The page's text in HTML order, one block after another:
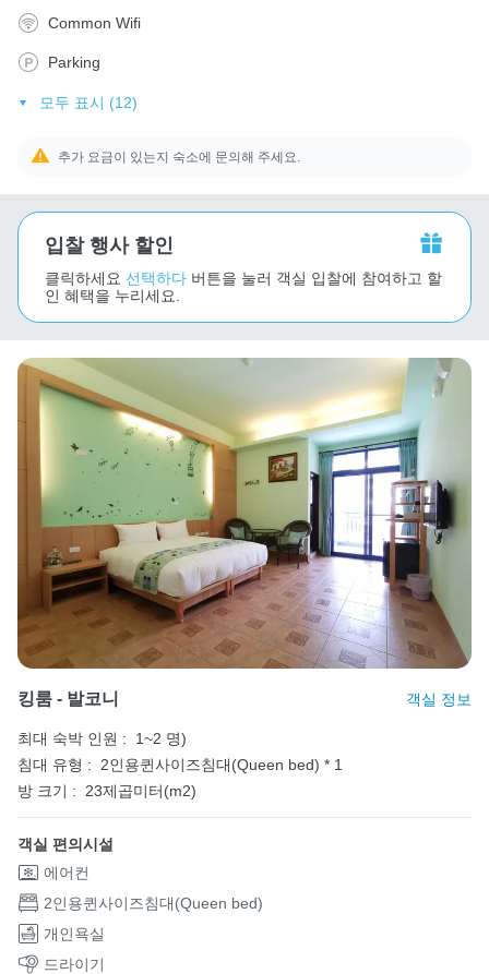
Common Wifi
Parking
모두 표시 (12)
추가 요금이 있는지 숙소에 문의해 주세요.
입찰 행사 할인
클릭하세요 선택하다 버튼을 눌러 객실 입찰에 참여하고 할
인 혜택을 누리세요.
킹룸 - 발코니 객실 정보
최대 숙박 인원 :
1~2 명)
침대 유형 :
2인용퀸사이즈침대(Queen bed) * 1
방 크기 :
23제곱미터(m2)
객실 편의시설
에어컨
2인용퀸사이즈침대(Queen bed)
개인욕실
드라이기